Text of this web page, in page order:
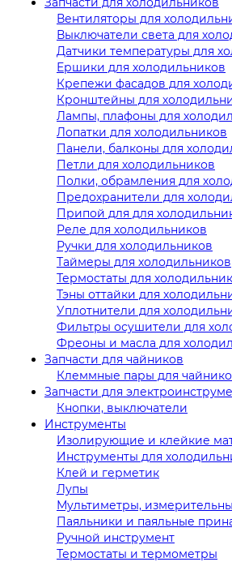
Вентиляторы для
Выключатели света для
Датчики температуры для
Ершики для холодильников
Крепежи фасадов для
Кронштейны для
Лампы, плафоны для
Лопатки для холодильников
Панели, балконы для
Петли для холодильников
Полки, обрамления для
Предохранители для
Припой для для
Реле для холодильников
Ручки для холодильников
Таймеры для холодильников
Термостаты для
Тэны оттайки для
Уплотнители для
Фильтры осушители для
Фреоны и масла для
Запчасти для чайников
Клеммные пары для
Запчасти для
Кнопки, выключатели
Инструменты
Изолирующие и клейкие
Инструменты для
Клей и герметик
Лупы
Мультиметры,
Паяльники и паяльные
Ручной инструмент
Термостаты и термометры